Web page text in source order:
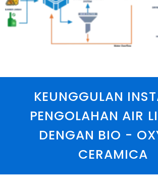
KEUNGGULAN
PENGOLAHAN AIR
DENGAN BIO -
CERAMICA